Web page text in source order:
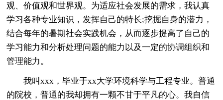
观、价值观和世界观。为适应社会发展的需求，我认真
学习各种专业知识，发挥自己的特长;挖掘自身的潜力，
结合每年的暑期社会实践机会，从而逐步提高了自己的
学习能力和分析处理问题的能力以及一定的协调组织和
管理能力。
我叫xxx，毕业于xx大学环境科学与工程专业。普通
的院校，普通的我却拥有一颗不甘于平凡的心。我自信